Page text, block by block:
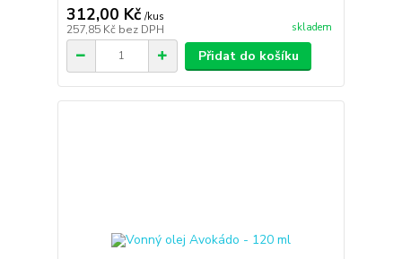
312,00 Kč /kus
257,85 Kč bez DPH skladem
Přidat do košíku